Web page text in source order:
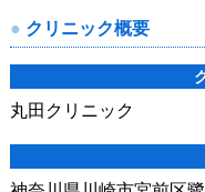
クリニック概要
丸田クリニック